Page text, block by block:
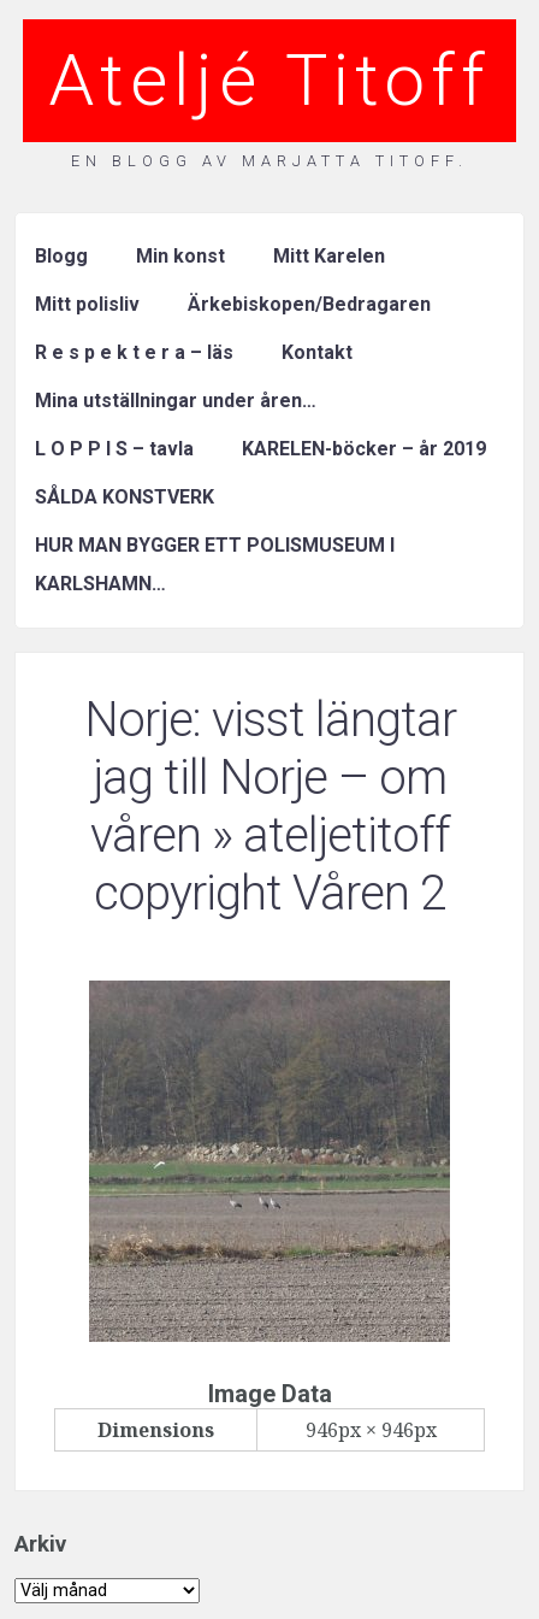
Ateljé Titoff
EN BLOGG AV MARJATTA TITOFF.
Blogg Min konst Mitt Karelen
Mitt polisliv Ärkebiskopen/Bedragaren
R e s p e k t e r a – läs Kontakt
Mina utställningar under åren…
L O P P I S – tavla KARELEN-böcker – år 2019
SÅLDA KONSTVERK
HUR MAN BYGGER ETT POLISMUSEUM I
KARLSHAMN…
Norje: visst längtar
jag till Norje – om
våren » ateljetitoff
copyright Våren 2
Image Data
Dimensions 946px × 946px
Arkiv
Arkiv